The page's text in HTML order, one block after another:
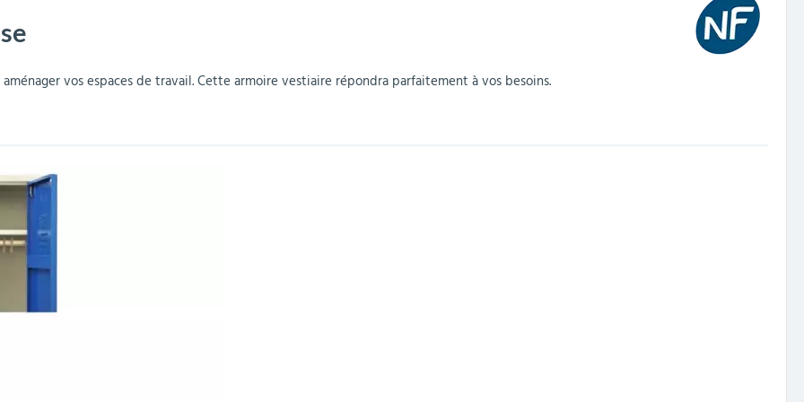
vos espaces de travail. Cette armoire vestiaire répondra parfaitement à vos besoins.